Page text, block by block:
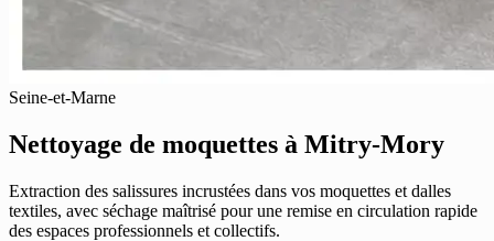
Seine-et-Marne
Nettoyage de moquettes à Mitry-Mory
Extraction des salissures incrustées dans vos moquettes et dalles
textiles, avec séchage maîtrisé pour une remise en circulation rapide
des espaces professionnels et collectifs.